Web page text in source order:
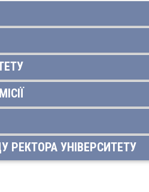
РЕКТОРА УНІВЕРСИТЕТУ